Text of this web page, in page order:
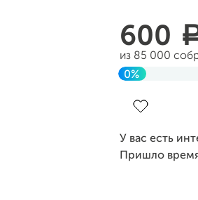
600
из 85 000
0%
У вас есть
Пришло